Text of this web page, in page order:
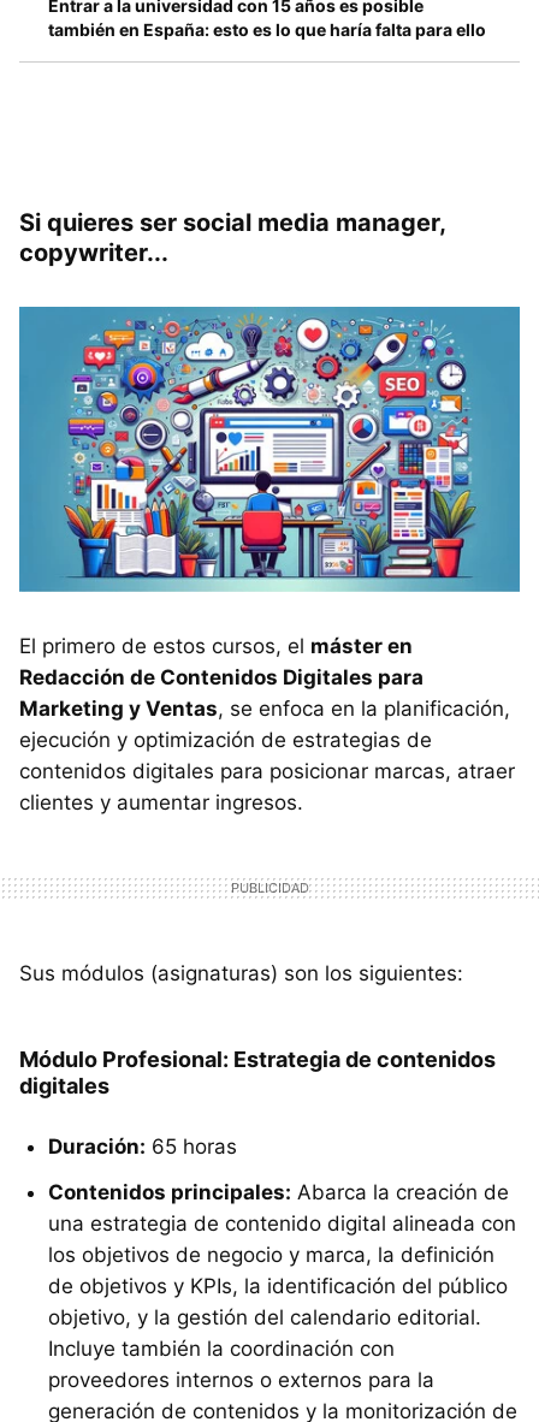
Entrar a la universidad con 15 años es posible
también en España: esto es lo que haría falta para ello
Si quieres ser social media manager,
copywriter...
El primero de estos cursos, el máster en
Redacción de Contenidos Digitales para
Marketing y Ventas, se enfoca en la planificación,
ejecución y optimización de estrategias de
contenidos digitales para posicionar marcas, atraer
clientes y aumentar ingresos.
Sus módulos (asignaturas) son los siguientes:
Módulo Profesional: Estrategia de contenidos
digitales
Duración: 65 horas
Contenidos principales: Abarca la creación de
una estrategia de contenido digital alineada con
los objetivos de negocio y marca, la definición
de objetivos y KPIs, la identificación del público
objetivo, y la gestión del calendario editorial.
Incluye también la coordinación con
proveedores internos o externos para la
generación de contenidos y la monitorización de